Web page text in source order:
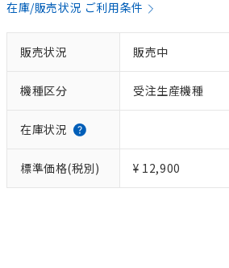
在庫/販売状況 ご利用条件
販売状況 販売中
機種区分 受注生産機種
在庫状況
標準価格(税別) ¥ 12,900